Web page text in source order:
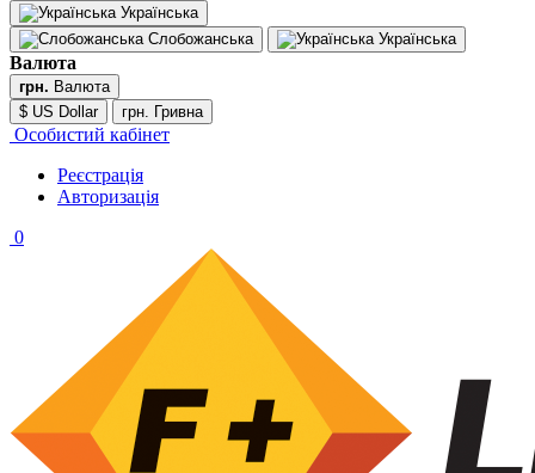
Українська
Слобожанська
Українська
Валюта
грн. Валюта
$ US Dollar
грн. Гривна
Особистий кабінет
Реєстрація
Авторизація
0